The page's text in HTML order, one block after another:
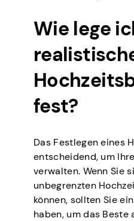
Wie lege
fest?
Das Festlegen eines
entscheidend, um
verwalten. Wenn Sie
unbegrenzten
können, sollten Sie
haben, um das Beste